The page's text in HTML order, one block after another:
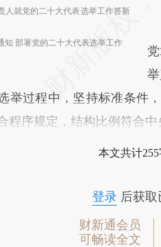
人就党的二十大代表选举工作答新
知 部署党的二十大代表选举工作
举过程中，坚持标准条件
程序规定，结构比例符合中
本文共计
登录后获取
财新通会员
可畅读全文